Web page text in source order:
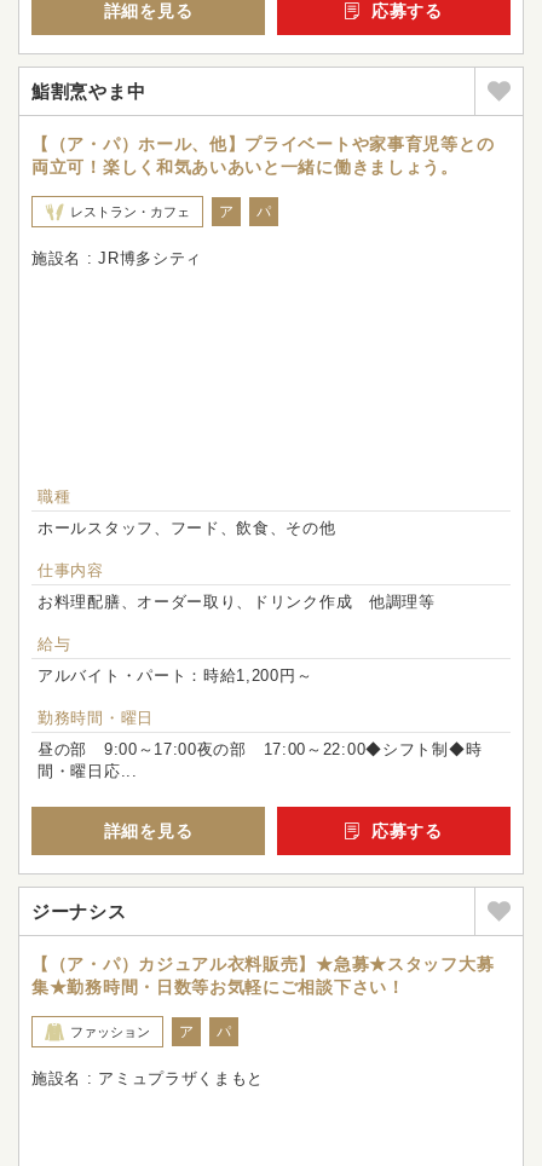
詳細を見る 応募する
鮨割烹やま中
【（ア・パ）ホール、他】プライベートや家事育児等との
両立可！楽しく和気あいあいと一緒に働きましょう。
レストラン・カフェ ア パ
施設名 : JR博多シティ
職種
ホールスタッフ、フード、飲食、その他
仕事内容
お料理配膳、オーダー取り、ドリンク作成 他調理等
給与
アルバイト・パート：時給1,200円～
勤務時間・曜日
昼の部 9:00～17:00夜の部 17:00～22:00◆シフト制◆時
間・曜日応...
詳細を見る 応募する
ジーナシス
【（ア・パ）カジュアル衣料販売】★急募★スタッフ大募
集★勤務時間・日数等お気軽にご相談下さい！
ファッション ア パ
施設名 : アミュプラザくまもと